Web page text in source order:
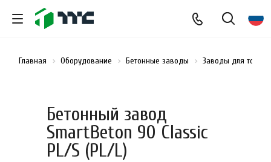
Главная Оборудование Бетонные заводы Заводы для
Бетонный завод
SmartBeton 90 Classic
PL/S (PL/L)